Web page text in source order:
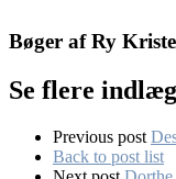
Bøger af Ry
Se flere indlæg
Previous post
Back to post list